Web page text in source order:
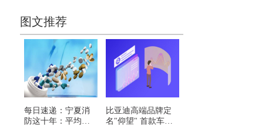
图文推荐
每日速递：宁夏消
防这十年：平均每
比亚迪高端品牌定
名"仰望" 首款车型